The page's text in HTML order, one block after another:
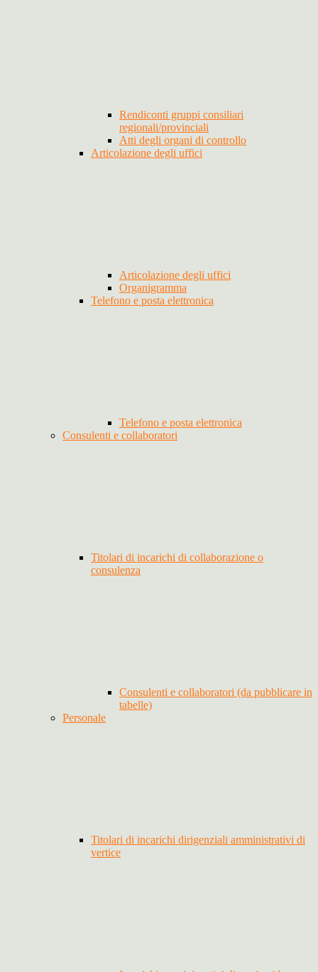
Rendiconti gruppi consiliari
regionali/provinciali
Atti degli organi di controllo
Articolazione degli uffici
Articolazione degli uffici
Organigramma
Telefono e posta elettronica
Telefono e posta elettronica
Consulenti e collaboratori
Titolari di incarichi di collaborazione o
consulenza
Consulenti e collaboratori (da pubblicare in
tabelle)
Personale
Titolari di incarichi dirigenziali amministrativi di
vertice